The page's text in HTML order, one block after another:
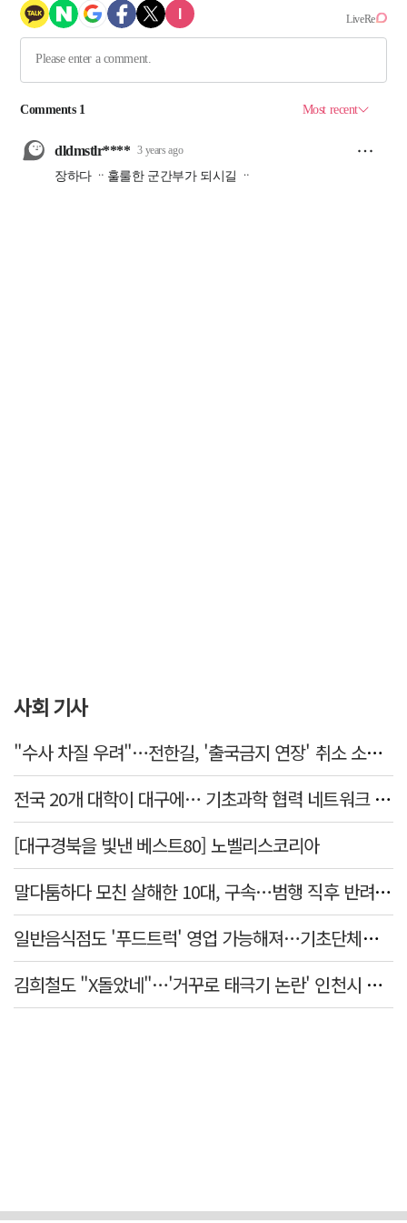
사회 기사
"수사 차질 우려"…전한길, '출국금지 연장' 취소 소송 패소
전국 20개 대학이 대구에… 기초과학 협력 네트워크 출범하다
[대구경북을 빛낸 베스트80] 노벨리스코리아
말다툼하다 모친 살해한 10대, 구속…범행 직후 반려견도 죽여
일반음식점도 '푸드트럭' 영업 가능해져…기초단체별 조례 개정 움직임
김희철도 "X돌았네"…'거꾸로 태극기 논란' 인천시 현수막, 이틀 만에 철거